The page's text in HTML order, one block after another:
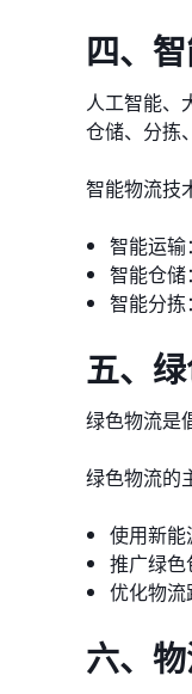
四、
人工智能、
仓储、分拣
智能物流技
智能运输
智能仓储
智能分拣
五、
绿色物流是
绿色物流的
使用新能
推广绿色
优化物流
六、